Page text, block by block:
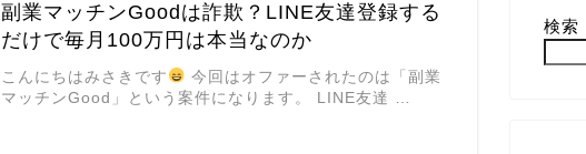
副業マッチンGoodは詐欺？LINE友達登録する
だけで毎月100万円は本当なのか
こんにちはみさきです
今回はオファーされたのは「副業
マッチンGood」という案件になります。 LINE友達 …
検索